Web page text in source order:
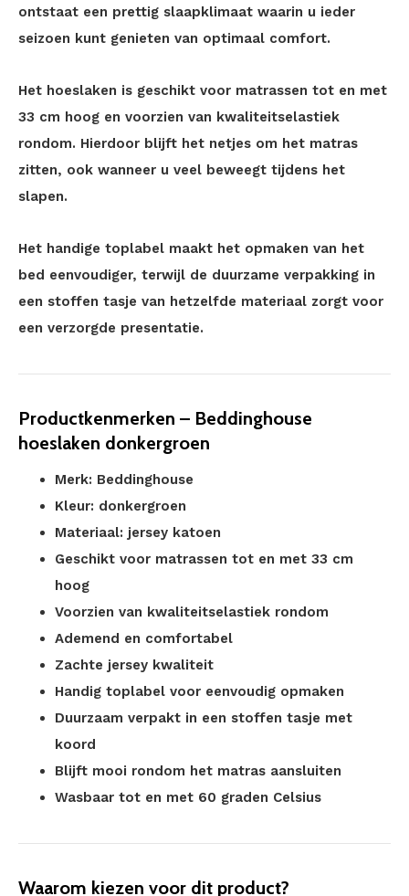
ontstaat een prettig slaapklimaat waarin u ieder
seizoen kunt genieten van optimaal comfort.
Het hoeslaken is geschikt voor matrassen tot en met
33 cm hoog en voorzien van kwaliteitselastiek
rondom. Hierdoor blijft het netjes om het matras
zitten, ook wanneer u veel beweegt tijdens het
slapen.
Het handige toplabel maakt het opmaken van het
bed eenvoudiger, terwijl de duurzame verpakking in
een stoffen tasje van hetzelfde materiaal zorgt voor
een verzorgde presentatie.
Productkenmerken – Beddinghouse
hoeslaken donkergroen
Merk: Beddinghouse
Kleur: donkergroen
Materiaal: jersey katoen
Geschikt voor matrassen tot en met 33 cm
hoog
Voorzien van kwaliteitselastiek rondom
Ademend en comfortabel
Zachte jersey kwaliteit
Handig toplabel voor eenvoudig opmaken
Duurzaam verpakt in een stoffen tasje met
koord
Blijft mooi rondom het matras aansluiten
Wasbaar tot en met 60 graden Celsius
Waarom kiezen voor dit product?